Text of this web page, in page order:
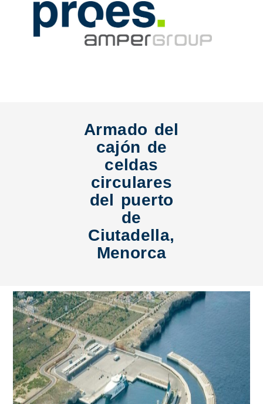
Armado del
cajón de
celdas
circulares
del puerto
de
Ciutadella,
Menorca